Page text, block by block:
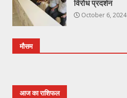
विरोध प्रदर्शन
October 6, 2024
मौसम
आज का राशिफल